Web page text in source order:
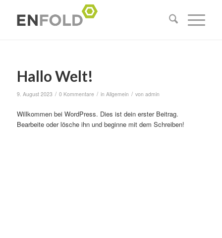
Hallo Welt!
9. August 2023 / 0 Kommentare / in Allgemein / von admin
Willkommen bei WordPress. Dies ist dein erster Beitrag.
Bearbeite oder lösche ihn und beginne mit dem Schreiben!